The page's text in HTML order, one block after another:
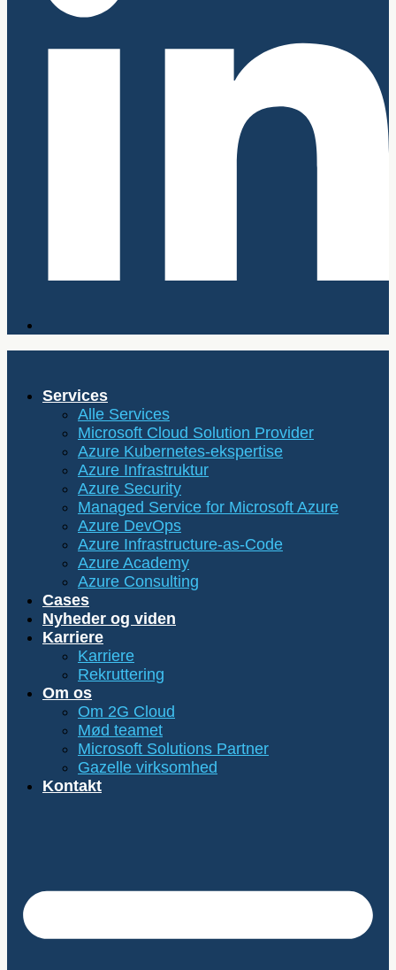
Services
Alle Services
Microsoft Cloud Solution Provider
Azure Kubernetes-ekspertise
Azure Infrastruktur
Azure Security
Managed Service for Microsoft Azure
Azure DevOps
Azure Infrastructure-as-Code
Azure Academy
Azure Consulting
Cases
Nyheder og viden
Karriere
Karriere
Rekruttering
Om os
Om 2G Cloud
Mød teamet
Microsoft Solutions Partner
Gazelle virksomhed
Kontakt